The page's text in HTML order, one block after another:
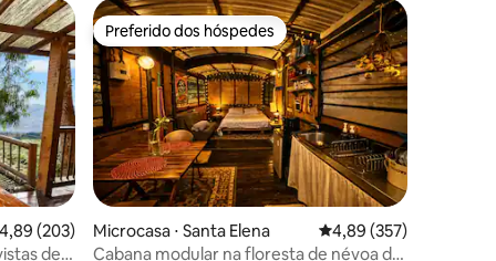
de uma avaliação média de 5, 203 avaliações
4,89 (203)
de
Preferido dos hóspedes
Preferido dos hóspedes
Microcasa ⋅ Santa Elena 4,89 de uma avaliação
4,89 (357)
Cabana modular na floresta de névoa de